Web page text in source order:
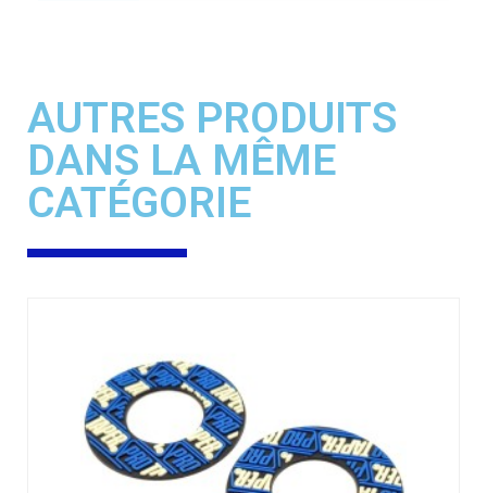
AUTRES PRODUITS
DANS LA MÊME
CATÉGORIE